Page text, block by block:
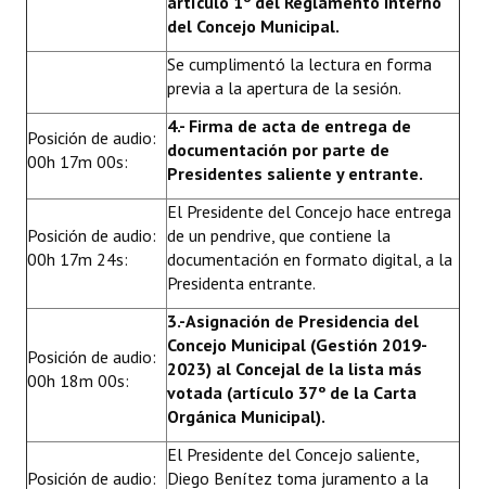
Ciudadano Ilustre - Registro
Banca del Vecino - Registro
Huéspedes de Honor - Registro
Antiguos Pobladores - Registro
Reconocimientos - Registro
Bariloche, Municipio intercultural
Entrega de distinciones
REFORMA DE LA CARTA ORGÁNICA
del Concejo Municipal.
Se cumplimentó la lectura en forma
previa a la apertura de la sesión.
Posición de audio:
00h 17m 00s:
4.- Firma de acta de entrega de
documentación por parte de
Presidentes saliente y entrante.
Posición de audio:
00h 17m 24s:
El Presidente del Concejo hace entrega
de un pendrive, que contiene la
documentación en formato digital, a la
Presidenta entrante.
Posición de audio:
00h 18m 00s:
3.-Asignación de Presidencia del
Concejo Municipal (Gestión 2019-
2023) al Concejal de la lista más
votada (artículo 37º de la Carta
Orgánica Municipal).
Posición de audio:
El Presidente del Concejo saliente,
Diego Benítez toma juramento a la